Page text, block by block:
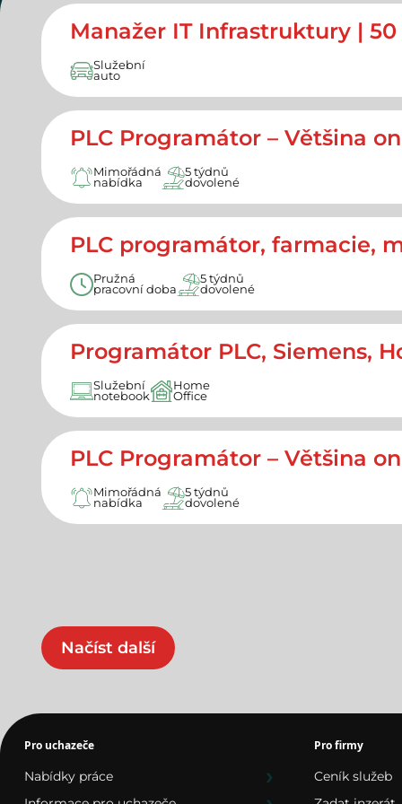
Manažer IT Infrastruktury |
Služební
auto
PLC Programátor – Většina
Mimořádná
nabídka
5 týdnů
dovolené
PLC programátor, farmacie,
Pružná
pracovní doba
5 týdnů
dovolené
Programátor PLC, Siemens,
Služební
notebook
Home
Office
PLC Programátor – Většina
Mimořádná
nabídka
5 týdnů
dovolené
Načíst další
Pro uchazeče
Nabídky práce
Pro firmy
Ceník služeb